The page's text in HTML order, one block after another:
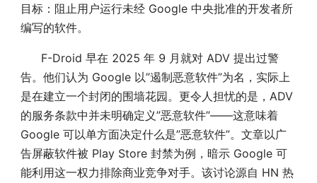
目标：阻止用户运行未经 Google 中央批准的开发者所
编写的软件。
F-Droid 早在 2025 年 9 月就对 ADV 提出过警
告。他们认为 Google 以”遏制恶意软件”为名，实际上
是在建立一个封闭的围墙花园。更令人担忧的是，ADV
的服务条款中并未明确定义”恶意软件”——这意味着
Google 可以单方面决定什么是”恶意软件”。文章以广
告屏蔽软件被 Play Store 封禁为例，暗示 Google 可
能利用这一权力排除商业竞争对手。该讨论源自 HN 热